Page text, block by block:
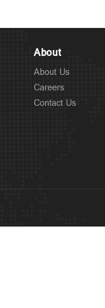
About
About Us
Careers
Contact Us